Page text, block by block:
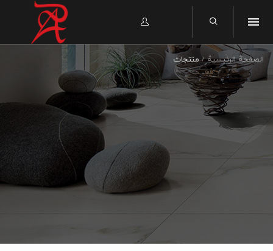
الصفحة الرئيسية منتجات